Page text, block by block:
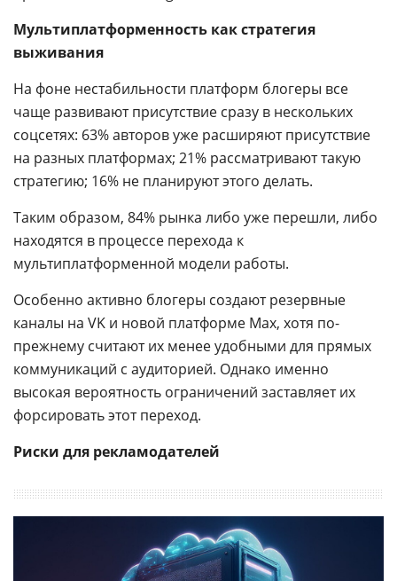
Мультиплатформенность как стратегия
выживания
На фоне нестабильности платформ блогеры все
чаще развивают присутствие сразу в нескольких
соцсетях: 63% авторов уже расширяют присутствие
на разных платформах; 21% рассматривают такую
стратегию; 16% не планируют этого делать.
Таким образом, 84% рынка либо уже перешли, либо
находятся в процессе перехода к
мультиплатформенной модели работы.
Особенно активно блогеры создают резервные
каналы на VK и новой платформе Max, хотя по-
прежнему считают их менее удобными для прямых
коммуникаций с аудиторией. Однако именно
высокая вероятность ограничений заставляет их
форсировать этот переход.
Риски для рекламодателей